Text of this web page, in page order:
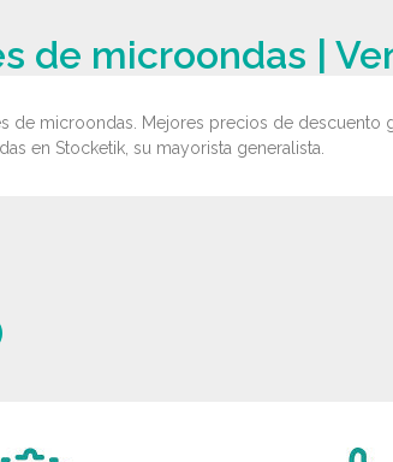
de microondas |
de microondas. Mejores precios de descuento
en Stocketik, su mayorista generalista.